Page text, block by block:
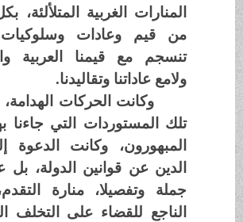
المنارات الغربية المتلألئة، بكل
من قيم وعادات وسلوكيات
تنسجم مع قيمنا العربية
ولامع عاداتنا وتقاليدنا.
وكانت الحركات الهدامة،
تلك المستوردات التي جاءنا
المبهورون، وكانت الدعوة
الدين عن قوانين الدولة، بل عن
جملة وتفصيلا، منارة التقدم،
الناجع للقضاء على التخلف